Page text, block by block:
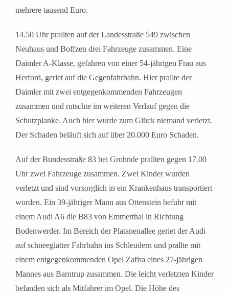
mehrere tausend Euro.
14.50 Uhr prallten auf der Landesstraße 549 zwischen
Neuhaus und Boffzen drei Fahrzeuge zusammen. Eine
Daimler A-Klasse, gefahren von einer 54-jährigen Frau aus
Herford, geriet auf die Gegenfahrbahn. Hier prallte der
Daimler mit zwei entgegenkommenden Fahrzeugen
zusammen und rutschte im weiteren Verlauf gegen die
Schutzplanke. Auch hier wurde zum Glück niemand verletzt.
Der Schaden beläuft sich auf über 20.000 Euro Schaden.
Auf der Bundesstraße 83 bei Grohnde prallten gegen 17.00
Uhr zwei Fahrzeuge zusammen. Zwei Kinder wurden
verletzt und sind vorsorglich in ein Krankenhaus transportiert
worden. Ein 39-jähriger Mann aus Ottenstein befuhr mit
einem Audi A6 die B83 von Emmerthal in Richtung
Bodenwerder. Im Bereich der Platanenallee geriet der Audi
auf schneeglatter Fahrbahn ins Schleudern und prallte mit
einem entgegenkommenden Opel Zafira eines 27-jährigen
Mannes aus Barntrup zusammen. Die leicht verletzten Kinder
befanden sich als Mitfahrer im Opel. Die Höhe des